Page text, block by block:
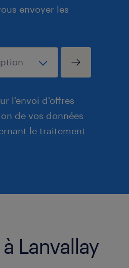
envoyer les
l'envoi d'offres
de vos données
le traitement
Lanvallay